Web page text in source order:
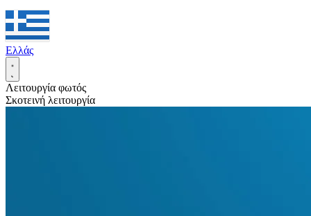
Ελλάς
Λειτουργία φωτός
Σκοτεινή λειτουργία